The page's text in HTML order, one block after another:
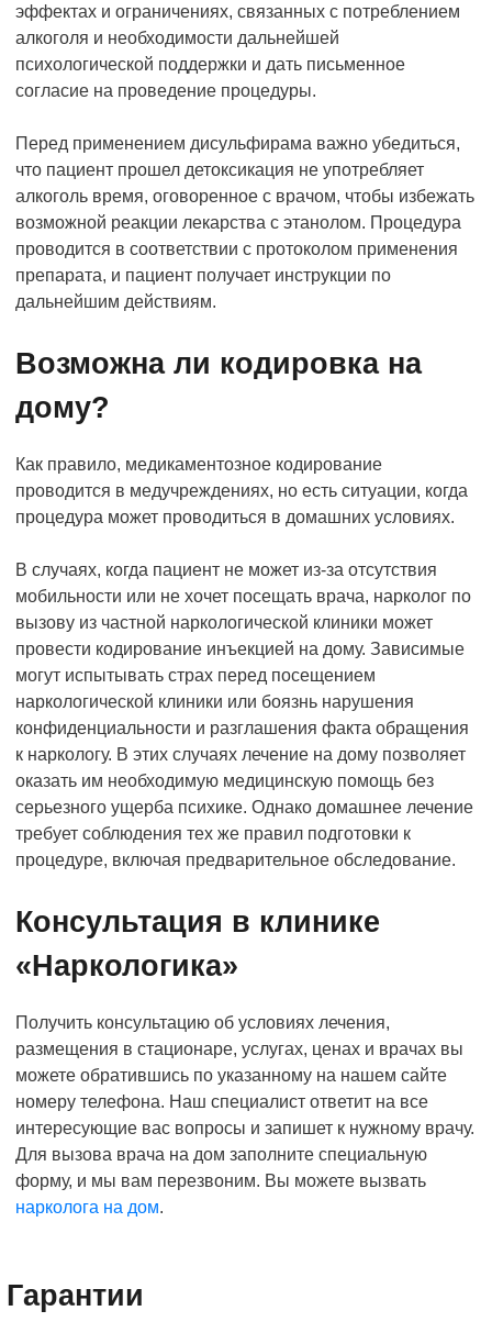
эффектах и ограничениях, связанных с потреблением
алкоголя и необходимости дальнейшей
психологической поддержки и дать письменное
согласие на проведение процедуры.
Перед применением дисульфирама важно убедиться,
что пациент прошел детоксикация не употребляет
алкоголь время, оговоренное с врачом, чтобы избежать
возможной реакции лекарства с этанолом. Процедура
проводится в соответствии с протоколом применения
препарата, и пациент получает инструкции по
дальнейшим действиям.
Возможна ли кодировка на
дому?
Как правило, медикаментозное кодирование
проводится в медучреждениях, но есть ситуации, когда
процедура может проводиться в домашних условиях.
В случаях, когда пациент не может из-за отсутствия
мобильности или не хочет посещать врача, нарколог по
вызову из частной наркологической клиники может
провести кодирование инъекцией на дому. Зависимые
могут испытывать страх перед посещением
наркологической клиники или боязнь нарушения
конфиденциальности и разглашения факта обращения
к наркологу. В этих случаях лечение на дому позволяет
оказать им необходимую медицинскую помощь без
серьезного ущерба психике. Однако домашнее лечение
требует соблюдения тех же правил подготовки к
процедуре, включая предварительное обследование.
Консультация в клинике
«Наркологика»
Получить консультацию об условиях лечения,
размещения в стационаре, услугах, ценах и врачах вы
можете обратившись по указанному на нашем сайте
номеру телефона. Наш специалист ответит на все
интересующие вас вопросы и запишет к нужному врачу.
Для вызова врача на дом заполните специальную
форму, и мы вам перезвоним. Вы можете вызвать
нарколога на дом.
Гарантии